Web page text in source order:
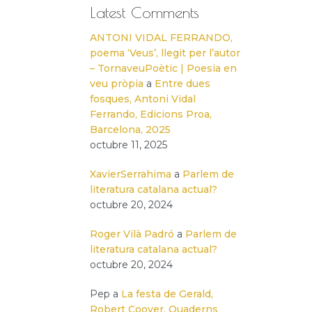
Latest Comments
ANTONI VIDAL FERRANDO,
poema ‘Veus’, llegit per l’autor
– TornaveuPoètic | Poesia en
veu pròpia a Entre dues
fosques, Antoni Vidal
Ferrando, Edicions Proa,
Barcelona, 2025
octubre 11, 2025
XavierSerrahima a Parlem de
literatura catalana actual?
octubre 20, 2024
Roger Vilà Padró a Parlem de
literatura catalana actual?
octubre 20, 2024
Pep a La festa de Gerald,
Robert Coover, Quaderns